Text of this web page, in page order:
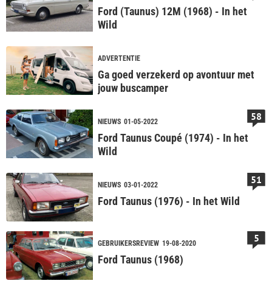
Ford (Taunus) 12M (1968) - In het
Wild
ADVERTENTIE
Ga goed verzekerd op avontuur met
jouw buscamper
NIEUWS 01-05-2022
Ford Taunus Coupé (1974) - In het
Wild
58
NIEUWS 03-01-2022
Ford Taunus (1976) - In het Wild
51
GEBRUIKERSREVIEW 19-08-2020
Ford Taunus (1968)
5